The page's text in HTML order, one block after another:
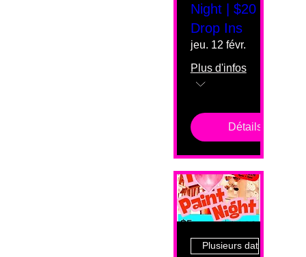
Night | $20
Drop Ins
jeu. 12 févr.
Plus d'infos
Détails
Plusieurs dates